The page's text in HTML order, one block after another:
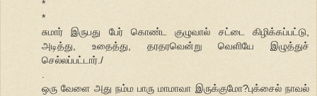
*
*
சுமார் இருபது பேர் கொண்ட குழுவால் சட்டை கிழிக்கப்பட்டு,
அடித்து, உதைத்து, தரதரவென்று வெளியே இழுத்துச்
செல்லப்பட்டார்./
.
ஒரு வேளை அது நம்ம பாரு மாமாவா இருக்குமோ?புக்சைல் நாவல்